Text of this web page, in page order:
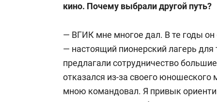
кино. Почему выбрали другой путь?
— ВГИК мне многое дал. В те годы он
— настоящий пионерский лагерь
предлагали сотрудничество
отказался из-за своего
мною командовал. Я привык